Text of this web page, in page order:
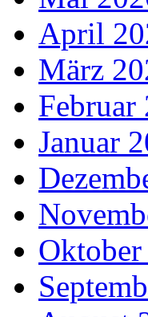
April
März
Februar
Januar